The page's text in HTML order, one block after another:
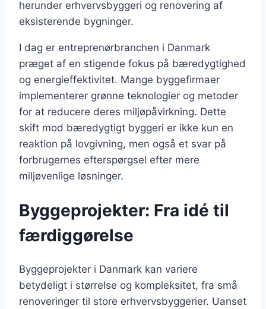
herunder erhvervsbyggeri og renovering af
eksisterende bygninger.
I dag er entreprenørbranchen i Danmark
præget af en stigende fokus på bæredygtighed
og energieffektivitet. Mange byggefirmaer
implementerer grønne teknologier og metoder
for at reducere deres miljøpåvirkning. Dette
skift mod bæredygtigt byggeri er ikke kun en
reaktion på lovgivning, men også et svar på
forbrugernes efterspørgsel efter mere
miljøvenlige løsninger.
Byggeprojekter: Fra idé til
færdiggørelse
Byggeprojekter i Danmark kan variere
betydeligt i størrelse og kompleksitet, fra små
renoveringer til store erhvervsbyggerier. Uanset